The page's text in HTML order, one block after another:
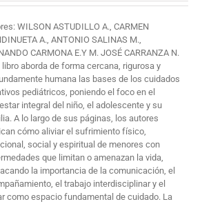
WILSON ASTUDILLO A., CARMEN
A., ANTONIO SALINAS M.,
CARMONA E.Y M. JOSÉ CARRANZA N.
libro aborda de forma cercana, rigurosa y
humana las bases de los cuidados
pediátricos, poniendo el foco en el
integral del niño, el adolescente y su
A lo largo de sus páginas, los autores
cómo aliviar el sufrimiento físico,
social y espiritual de menores con
que limitan o amenazan la vida,
la importancia de la comunicación, el
el trabajo interdisciplinar y el
como espacio fundamental de cuidado. La